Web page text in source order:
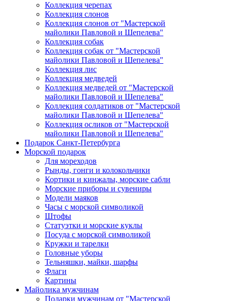
Коллекция черепах
Коллекция слонов
Коллекция слонов от "Мастерской
майолики Павловой и Шепелева"
Коллекция собак
Коллекция собак от "Мастерской
майолики Павловой и Шепелева"
Коллекция лис
Коллекция медведей
Коллекция медведей от "Мастерской
майолики Павловой и Шепелева"
Коллекция солдатиков от "Мастерской
майолики Павловой и Шепелева"
Коллекция осликов от "Мастерской
майолики Павловой и Шепелева"
Подарок Санкт-Петербурга
Морской подарок
Для мореходов
Рынды, гонги и колокольчики
Кортики и кинжалы, морские сабли
Морские приборы и сувениры
Модели маяков
Часы с морской символикой
Штофы
Статуэтки и морские куклы
Посуда с морской символикой
Кружки и тарелки
Головные уборы
Тельняшки, майки, шарфы
Флаги
Картины
Майолика мужчинам
Подарки мужчинам от "Мастерской